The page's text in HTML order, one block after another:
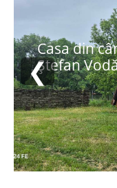
Casa din
Ștefan
❮